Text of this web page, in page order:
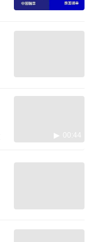
00:44